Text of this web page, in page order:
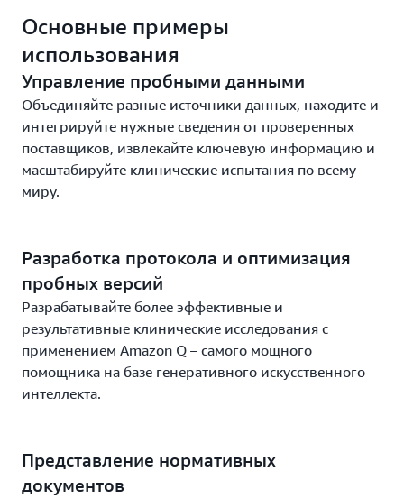
Основные примеры
использования
Управление пробными данными
Объединяйте разные источники данных, находите и
интегрируйте нужные сведения от проверенных
поставщиков, извлекайте ключевую информацию и
масштабируйте клинические испытания по всему
миру.
Разработка протокола и оптимизация
пробных версий
Разрабатывайте более эффективные и
результативные клинические исследования с
применением Amazon Q – самого мощного
помощника на базе генеративного искусственного
интеллекта.
Представление нормативных
документов